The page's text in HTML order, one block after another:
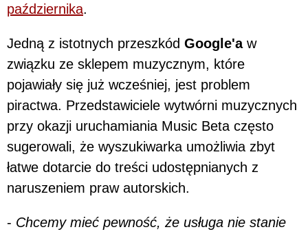
października.
Jedną z istotnych przeszkód Google'aw
związku ze sklepem muzycznym, które
pojawiały się już wcześniej, jest problem
piractwa. Przedstawiciele wytwórni muzycznych
przy okazji uruchamiania Music Beta często
sugerowali, że wyszukiwarka umożliwia zbyt
łatwe dotarcie do treści udostępnianych z
naruszeniem praw autorskich.
- Chcemy mieć pewność, że usługa nie stanie